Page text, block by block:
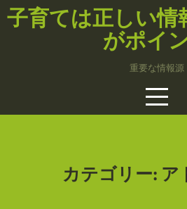
Skip
子育ては正しい情
がポイ
重要な情報源
カテゴリー: ア